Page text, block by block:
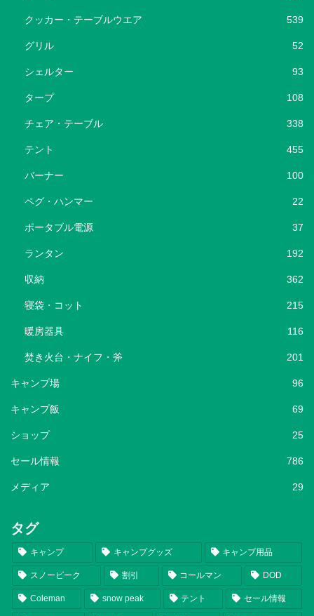
クッカー・テーブルウエア 539
グリル 52
シェルター 93
タープ 108
チェア・テーブル 338
テント 455
バーナー 100
ペグ・ハンマー 22
ポータブル電源 37
ランタン 192
収納 362
寝袋・コット 215
暖房器具 116
焚き火台・ナイフ・斧 201
キャンプ場 96
キャンプ飯 69
ショップ 25
セール情報 786
メディア 29
タグ
キャンプ キャンプグッズ キャンプ用品
スノーピーク 割引 コールマン DOD
Coleman snow peak テント セール情報